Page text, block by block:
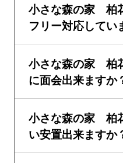
小さな森の家 柏
フリー対応してい
小さな森の家 柏
に面会出来ますか
小さな森の家 柏
い安置出来ますか